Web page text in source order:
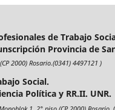
de Trabajo
Provincia de
2000) Rosario.(0341) 4497121 )
Social.
Política y RR.II. UNR.